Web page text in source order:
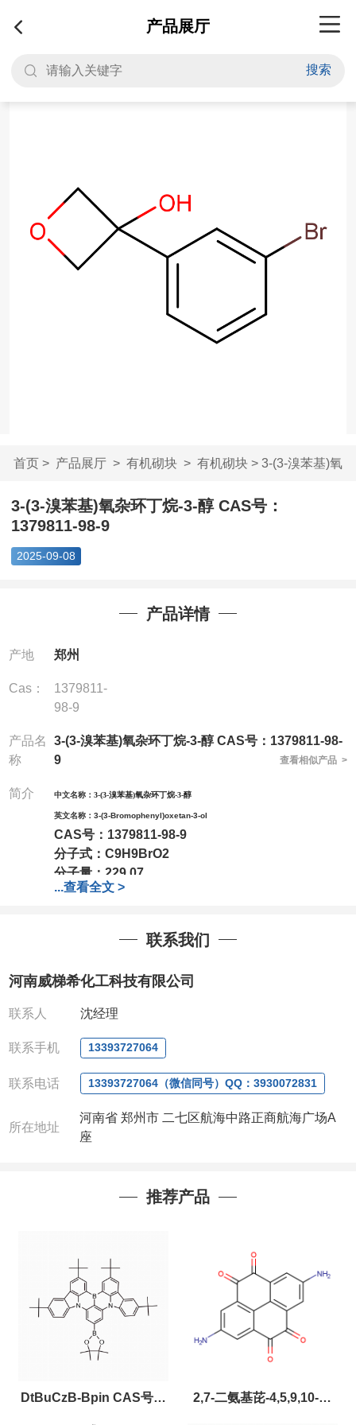
产品展厅
搜索
首页> 产品展厅> 有机砌块> 有机砌块> 3-(3-溴苯基)氧
杂环丁烷-3-醇 ...
3-(3-溴苯基)氧杂环丁烷-3-醇 CAS号：
1379811-98-9
2025-09-08
产品详情
产地 郑州
Cas：
1379811-
98-9
产品名
称
3-(3-溴苯基)氧杂环丁烷-3-醇 CAS号：1379811-98-
9
查看相似产品 >
简介 中文名称： 3-(3-溴苯基)氧杂环丁烷-3-醇
英文名称： 3-(3-Bromophenyl)oxetan-3-ol
CAS号： 1379811-98-9
分子式： C9H9BrO2
分子量： 229.07
包装：1Mg ; 5Mg;10Mg ;100Mg;250Mg ;500Mg
我司对高校及科研单位先发货和
作中有用到的试剂,欢迎前来询购,如若出现质量问题,
63377391/13393727064
QQ:3930072831
联系人: 沈晓东(欢迎致电,或QQ、微信联系)
...查看全文 >
联系我们
河南威梯希化工科技有限公司
联系人 沈经理
联系手机 13393727064
联系电话 13393727064（微信同号）QQ：3930072831
所在地址
河南省 郑州市 二七区航海中路正商航海广场A
座
推荐产品
DtBuCzB-Bpin CAS号： 2,7-二氨基芘-4,5,9,10-四